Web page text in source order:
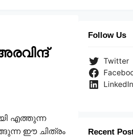
എത്തുന്ന
ഈ ചിത്രം
Follow Us
Twitter
LinkedIn
Recent